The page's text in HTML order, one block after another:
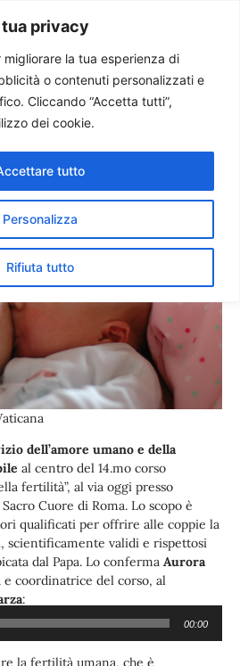
tua privacy
la tua esperienza di
o contenuti personalizzati e
Cliccando “Accetta tutti”,
dei cookie.
Personalizza
Rifiuta tutto
tutto
e
per una vera
dell’amore umano e della
al centro del 14.mo corso
fertilità”, al via oggi presso
Cuore di Roma. Lo scopo è
qualificati per offrire alle coppie la
scientificamente validi e rispettosi
dal Papa. Lo conferma Aurora
coordinatrice del corso, al
:
00:00
la fertilità umana, che è